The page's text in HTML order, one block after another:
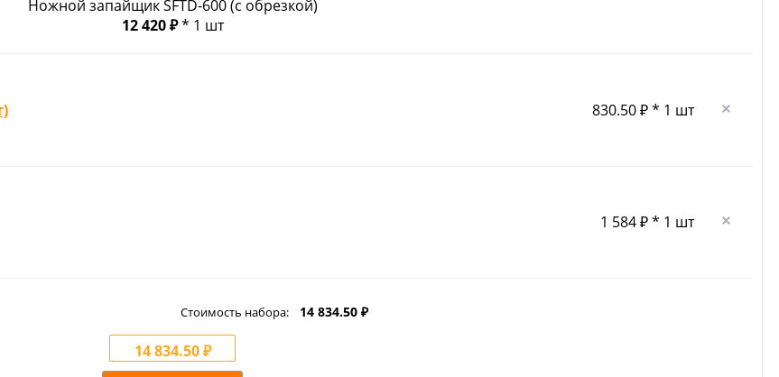
Ножной запайщик SFTD-600 (с обрезкой)
12 420 ₽* 1 шт
830.50 ₽ * 1 шт
1 584 ₽ * 1 шт
Стоимость набора: 14 834.50 ₽
14 834.50 ₽